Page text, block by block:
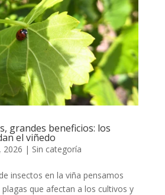
grandes beneficios: los
el viñedo
2026 | Sin categoría
insectos en la viña pensamos
que afectan a los cultivos y